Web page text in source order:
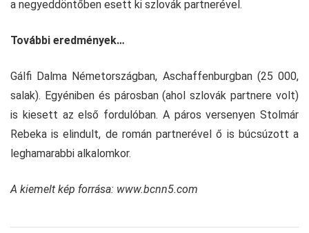
a negyeddöntőben esett ki szlovák partnerével.
További eredmények…
Gálfi Dalma Németországban, Aschaffenburgban (25 000,
salak). Egyéniben és párosban (ahol szlovák partnere volt)
is kiesett az első fordulóban. A páros versenyen Stolmár
Rebeka is elindult, de román partnerével ő is búcsúzott a
leghamarabbi alkalomkor.
A kiemelt kép forrása: www.bcnn5.com